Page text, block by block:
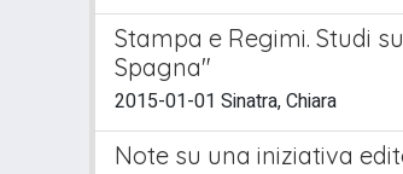
Stampa e Regimi. Studi
Spagna"
2015-01-01 Sinatra, Chiara
Note su una iniziativa